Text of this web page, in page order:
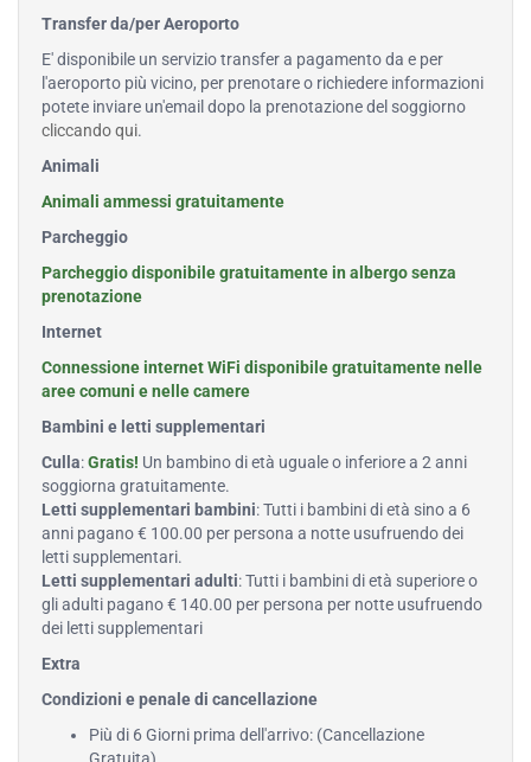
Transfer da/per Aeroporto
E' disponibile un servizio transfer a pagamento da e per
l'aeroporto più vicino, per prenotare o richiedere informazioni
potete inviare un'email dopo la prenotazione del soggiorno
cliccando qui.
Animali
Animali ammessi gratuitamente
Parcheggio
Parcheggio disponibile gratuitamente in albergo senza
prenotazione
Internet
Connessione internet WiFi disponibile gratuitamente nelle
aree comuni e nelle camere
Bambini e letti supplementari
Culla:Gratis! Un bambino di età uguale o inferiore a 2 anni
soggiorna gratuitamente.
Letti supplementari bambini: Tutti i bambini di età sino a 6
anni pagano € 100.00 per persona a notte usufruendo dei
letti supplementari.
Letti supplementari adulti: Tutti i bambini di età superiore o
gli adulti pagano € 140.00 per persona per notte usufruendo
dei letti supplementari
Extra
Condizioni e penale di cancellazione
Più di 6 Giorni prima dell'arrivo: (Cancellazione